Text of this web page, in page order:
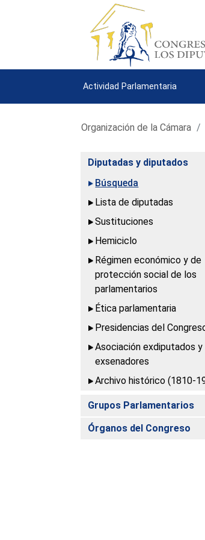
Actividad Parlamentaria
Organización de la Cámara
Diputadas y diputados
Búsqueda
Lista de diputadas
Sustituciones
Hemiciclo
Régimen económico y de
protección social de los
parlamentarios
Ética parlamentaria
Presidencias del
Asociación exdiputados y
exsenadores
Archivo histórico (1810-
Grupos Parlamentarios
Órganos del Congreso